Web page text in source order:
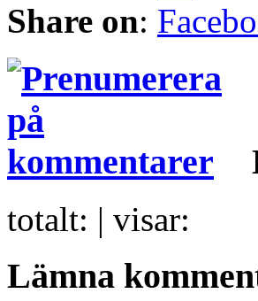
Share on:
totalt: | visar:
Lämna